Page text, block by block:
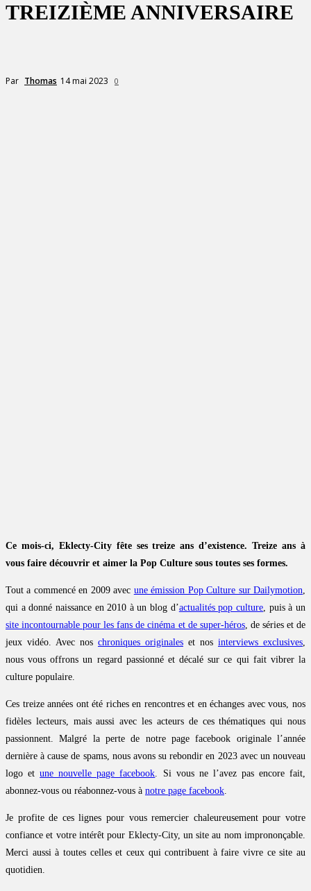
TREIZIÈME ANNIVERSAIRE
Par Thomas 14 mai 2023 0
Ce mois-ci, Eklecty-City fête ses treize ans d’existence. Treize ans à
vous faire découvrir et aimer la Pop Culture sous toutes ses formes.
Tout a commencé en 2009 avec une émission Pop Culture sur Dailymotion,
qui a donné naissance en 2010 à un blog d’actualités pop culture, puis à un
site incontournable pour les fans de cinéma et de super-héros, de séries et de
jeux vidéo. Avec nos chroniques originales et nos interviews exclusives,
nous vous offrons un regard passionné et décalé sur ce qui fait vibrer la
culture populaire.
Ces treize années ont été riches en rencontres et en échanges avec vous, nos
fidèles lecteurs, mais aussi avec les acteurs de ces thématiques qui nous
passionnent. Malgré la perte de notre page facebook originale l’année
dernière à cause de spams, nous avons su rebondir en 2023 avec un nouveau
logo etune nouvelle page facebook. Si vous ne l’avez pas encore fait,
abonnez-vous ou réabonnez-vous à notre page facebook.
Je profite de ces lignes pour vous remercier chaleureusement pour votre
confiance et votre intérêt pour Eklecty-City, un site au nom imprononçable.
Merci aussi à toutes celles et ceux qui contribuent à faire vivre ce site au
quotidien.